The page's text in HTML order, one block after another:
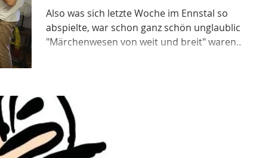
Also was sich letzte Woche im Ennstal so
abspielte, war schon ganz schön unglaublich:
"Märchenwesen von weit und breit" waren